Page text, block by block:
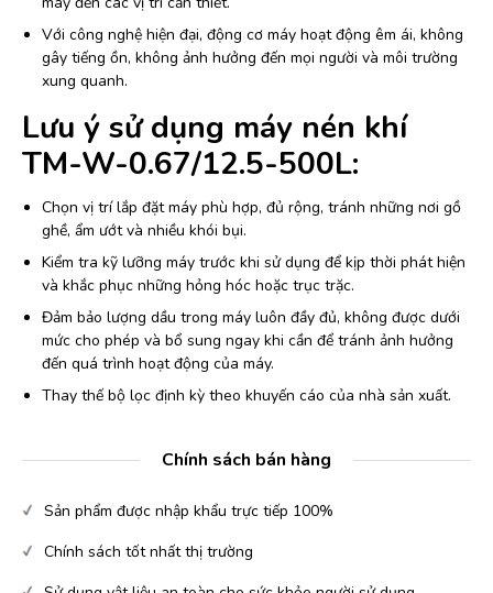
Với công nghệ hiện đại, động cơ máy hoạt động êm ái, không
gây tiếng ồn, không ảnh hưởng đến mọi người và môi trường
xung quanh.
Lưu ý sử dụng máy nén khí
TM-W-0.67/12.5-500L:
Chọn vị trí lắp đặt máy phù hợp, đủ rộng, tránh những nơi gồ
ghề, ẩm ướt và nhiều khói bụi.
Kiểm tra kỹ lưỡng máy trước khi sử dụng để kịp thời phát hiện
và khắc phục những hỏng hóc hoặc trục trặc.
Đảm bảo lượng dầu trong máy luôn đầy đủ, không được dưới
mức cho phép và bổ sung ngay khi cần để tránh ảnh hưởng
đến quá trình hoạt động của máy.
Thay thế bộ lọc định kỳ theo khuyến cáo của nhà sản xuất.
Chính sách bán hàng
Sản phẩm được nhập khẩu trực tiếp 100%
Chính sách tốt nhất thị trường